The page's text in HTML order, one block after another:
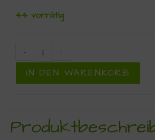
44 vorrätig
- +
IN DEN WARENKORB